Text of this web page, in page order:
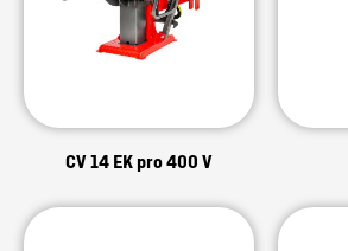
CV 14 EK pro 400 V